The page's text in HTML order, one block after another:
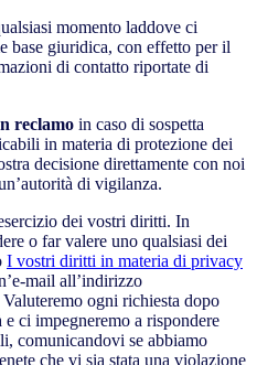
momento laddove ci
base giuridica, con effetto per il
di contatto riportate di
reclamo in caso di sospetta
in materia di protezione dei
decisione direttamente con noi
di vigilanza.
dei vostri diritti. In
o far valere uno qualsiasi dei
I vostri diritti in materia di privacy
mail all’indirizzo
Valuteremo ogni richiesta dopo
ci impegneremo a rispondere
comunicandovi se abbiamo
che vi sia stata una violazione